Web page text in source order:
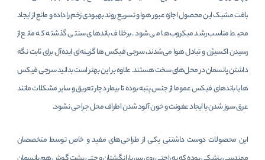
بافت مشبک این محصول اجازه عبور هوا و تسریع روند بهبودی زخم را داده و مانع از ایجاد
محیط مناسب رشد میکروب‌ها می شود. برخلاف باند‌های سنتی گذشته که مانع از
رسیدن اکسیژن و تبادل هوا می‌شدند، سرجی فیکس ها گزینه‌ای ایده‌آل برای ثابت نگه
داشتن پانسمان در محل‌های سخت هستند. علاوه بر این بهتر است بدانید سرجی فیکس‌
ها یا باندهای فیکس عموما از جنس پنبه بوده تا بیمار دچار تعریق و سایر مشکلات مانند
عرق سوز شدن یا ایجاد عفونت و خون آلود شدن اطراف محل جراحی نشود.
این محصولات دوست داشتنی یکی از طراحی‌های مفید و خاص توسط متخصصان